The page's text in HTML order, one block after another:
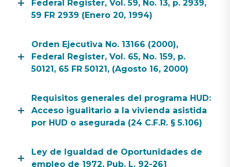
Federal Register, Vol. 59, No. 13, p. 2939,
59 FR 2939 (Enero 20, 1994)
Orden Ejecutiva No. 13166 (2000),
Federal Register, Vol. 65, No. 159, p.
50121, 65 FR 50121, (Agosto 16, 2000)
Requisitos generales del programa HUD:
Acceso igualitario a la vivienda asistida
por HUD o asegurada (24 C.F.R. § 5.106)
Ley de Igualdad de Oportunidades de
empleo de 1972, Pub. L. 92-261